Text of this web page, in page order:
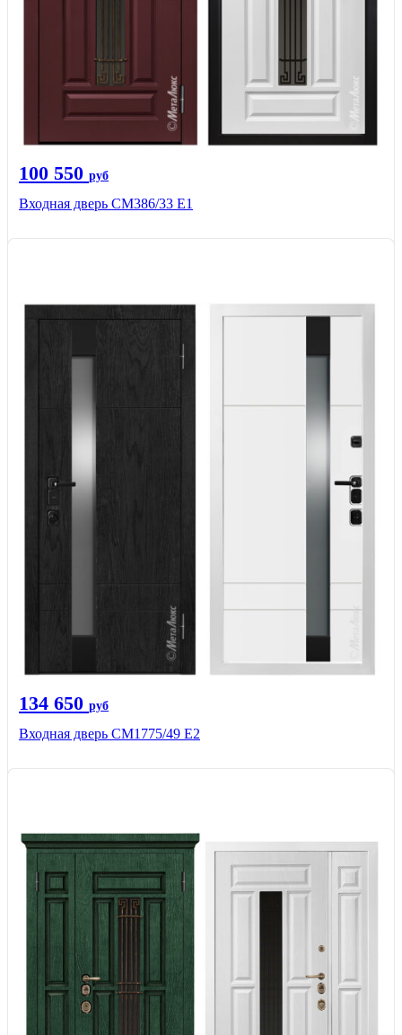
100 550 руб
Входная дверь СМ386/33 Е1
134 650 руб
Входная дверь СМ1775/49 Е2